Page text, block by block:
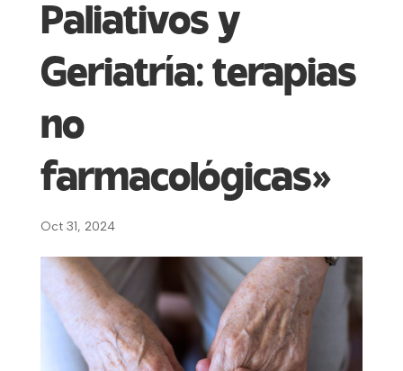
Paliativos y
Geriatría: terapias
no
farmacológicas»
Oct 31, 2024